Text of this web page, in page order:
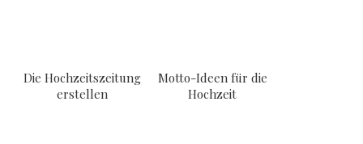
Die Hochzeitszeitung
erstellen
Motto-Ideen für die
Hochzeit